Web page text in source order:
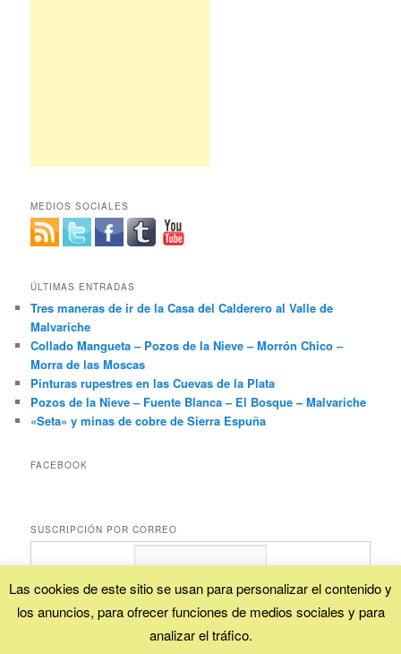
MEDIOS SOCIALES
ÚLTIMAS ENTRADAS
Tres maneras de ir de la Casa del Calderero al Valle de
Malvariche
Collado Mangueta – Pozos de la Nieve – Morrón Chico –
Morra de las Moscas
Pinturas rupestres en las Cuevas de la Plata
Pozos de la Nieve – Fuente Blanca – El Bosque – Malvariche
«Seta» y minas de cobre de Sierra Espuña
FACEBOOK
SUSCRIPCIÓN POR CORREO
Proporcionado porFeedBurner
Las cookies de este sitio se usan para personalizar el contenido y
los anuncios, para ofrecer funciones de medios sociales y para
analizar el tráfico.